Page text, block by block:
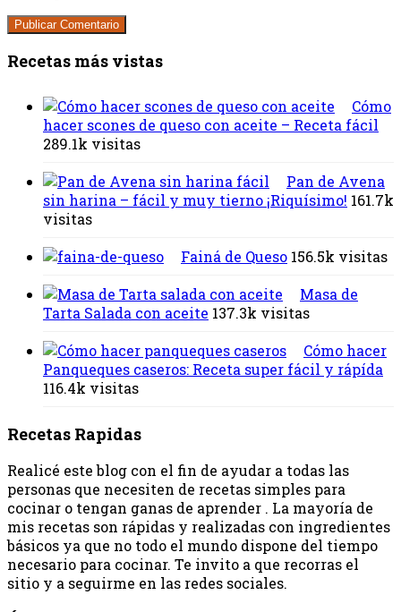
Recetas más vistas
Cómo
hacer scones de queso con aceite – Receta fácil
289.1k visitas
Pan de Avena
sin harina – fácil y muy tierno ¡Riquísimo! 161.7k
visitas
Fainá de Queso 156.5k visitas
Masa de
Tarta Salada con aceite 137.3k visitas
Cómo hacer
Panqueques caseros: Receta super fácil y rápída
116.4k visitas
Recetas Rapidas
Realicé este blog con el fin de ayudar a todas las
personas que necesiten de recetas simples para
cocinar o tengan ganas de aprender . La mayoría de
mis recetas son rápidas y realizadas con ingredientes
básicos ya que no todo el mundo dispone del tiempo
necesario para cocinar. Te invito a que recorras el
sitio y a seguirme en las redes sociales.